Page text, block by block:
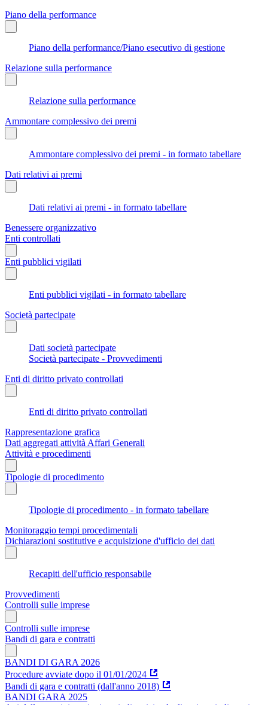
Piano della performance
Piano della performance/Piano esecutivo di gestione
Relazione sulla performance
Relazione sulla performance
Ammontare complessivo dei premi
Ammontare complessivo dei premi - in formato tabellare
Dati relativi ai premi
Dati relativi ai premi - in formato tabellare
Benessere organizzativo
Enti controllati
Enti pubblici vigilati
Enti pubblici vigilati - in formato tabellare
Società partecipate
Dati società partecipate
Società partecipate - Provvedimenti
Enti di diritto privato controllati
Enti di diritto privato controllati
Rappresentazione grafica
Dati aggregati attività Affari Generali
Attività e procedimenti
Tipologie di procedimento
Tipologie di procedimento - in formato tabellare
Monitoraggio tempi procedimentali
Dichiarazioni sostitutive e acquisizione d'ufficio dei dati
Recapiti dell'ufficio responsabile
Provvedimenti
Controlli sulle imprese
Controlli sulle imprese
Bandi di gara e contratti
BANDI DI GARA 2026
Procedure avviate dopo il 01/01/2024
Bandi di gara e contratti (dall'anno 2018)
BANDI GARA 2025